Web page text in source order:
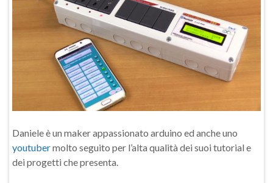
Daniele è un maker appassionato arduino ed anche uno
youtubermolto seguito per l’alta qualità dei suoi tutorial e
dei progetti che presenta.